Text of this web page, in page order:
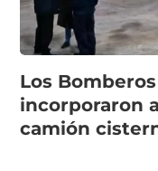
Los
incorporaron
camión